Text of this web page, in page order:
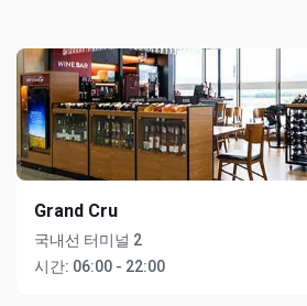
Grand Cru
국내선 터미널 2
시간: 06:00 - 22:00